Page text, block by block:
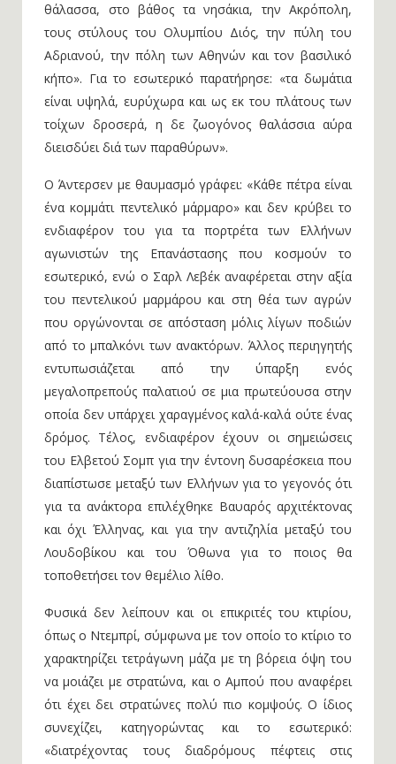
θάλασσα, στο βάθος τα νησάκια, την Ακρόπολη,
τους στύλους του Ολυμπίου Διός, την πύλη του
Αδριανού, την πόλη των Αθηνών και τον βασιλικό
κήπο». Για το εσωτερικό παρατήρησε: «τα δωμάτια
είναι υψηλά, ευρύχωρα και ως εκ του πλάτους των
τοίχων δροσερά, η δε ζωογόνος θαλάσσια αύρα
διεισδύει διά των παραθύρων».
Ο Άντερσεν με θαυμασμό γράφει: «Κάθε πέτρα είναι
ένα κομμάτι πεντελικό μάρμαρο» και δεν κρύβει το
ενδιαφέρον του για τα πορτρέτα των Ελλήνων
αγωνιστών της Επανάστασης που κοσμούν το
εσωτερικό, ενώ ο Σαρλ Λεβέκ αναφέρεται στην αξία
του πεντελικού μαρμάρου και στη θέα των αγρών
που οργώνονται σε απόσταση μόλις λίγων ποδιών
από το μπαλκόνι των ανακτόρων. Άλλος περιηγητής
εντυπωσιάζεται από την ύπαρξη ενός
μεγαλοπρεπούς παλατιού σε μια πρωτεύουσα στην
οποία δεν υπάρχει χαραγμένος καλά-καλά ούτε ένας
δρόμος. Τέλος, ενδιαφέρον έχουν οι σημειώσεις
του Ελβετού Σομπ για την έντονη δυσαρέσκεια που
διαπίστωσε μεταξύ των Ελλήνων για το γεγονός ότι
για τα ανάκτορα επιλέχθηκε Βαυαρός αρχιτέκτονας
και όχι Έλληνας, και για την αντιζηλία μεταξύ του
Λουδοβίκου και του Όθωνα για το ποιος θα
τοποθετήσει τον θεμέλιο λίθο.
Φυσικά δεν λείπουν και οι επικριτές του κτιρίου,
όπως ο Ντεμπρί, σύμφωνα με τον οποίο το κτίριο το
χαρακτηρίζει τετράγωνη μάζα με τη βόρεια όψη του
να μοιάζει με στρατώνα, και ο Αμπού που αναφέρει
ότι έχει δει στρατώνες πολύ πιο κομψούς. Ο ίδιος
συνεχίζει, κατηγορώντας και το εσωτερικό:
«διατρέχοντας τους διαδρόμους πέφτεις στις